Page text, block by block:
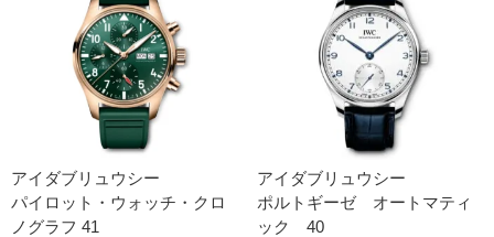
アイダブリュウシー
パイロット・ウォッチ・クロ
ノグラフ 41
アイダブリュウシー
ポルトギーゼ オートマティ
ック 40